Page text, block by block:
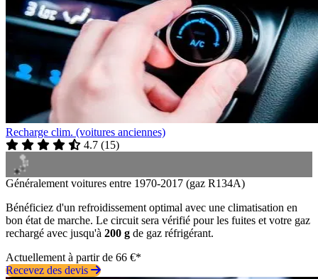
Recharge clim. (voitures anciennes)
4.7 (15)
Généralement voitures entre 1970-2017 (gaz R134A)
Bénéficiez d'un refroidissement optimal avec une climatisation en
bon état de marche. Le circuit sera vérifié pour les fuites et votre gaz
rechargé avec jusqu'à 200 g de gaz réfrigérant.
Actuellement à partir de 66 €*
Recevez des devis